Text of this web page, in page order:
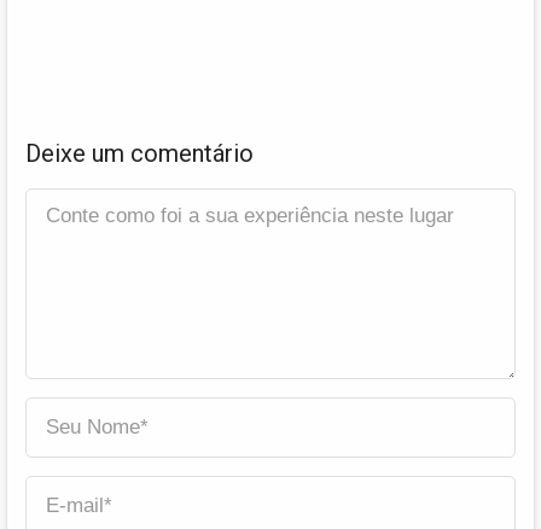
Deixe um comentário